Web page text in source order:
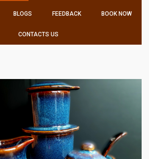
BLOGS FEEDBACK BOOK NOW
CONTACTS US